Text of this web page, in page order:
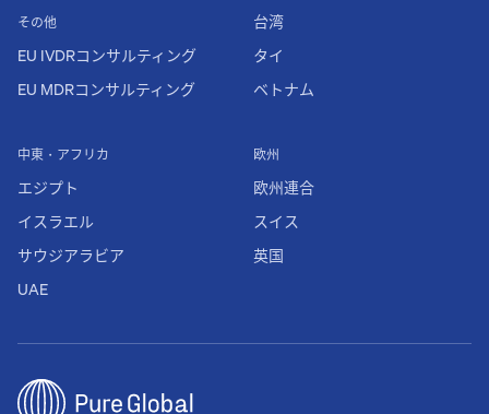
その他
EU IVDRコンサルティング
EU MDRコンサルティング
欧州
欧州連合
スイス
英国
中東・アフリカ
エジプト
イスラエル
サウジアラビア
UAE
台湾
タイ
ベトナム